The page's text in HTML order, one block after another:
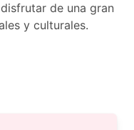
de una gran
y culturales.